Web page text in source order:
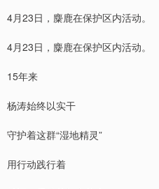
4月23日，麋鹿在保护区内活动。
4月23日，麋鹿在保护区内活动。
15年来
杨涛始终以实干
守护着这群“湿地精灵”
用行动践行着